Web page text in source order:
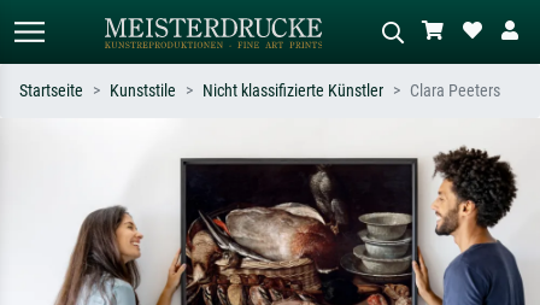
oder Stilen – z.B. Monet,
Sternennacht, Impressionismus, Welle
Hokusai, Akt.
Beschreiben Sie die Szene – z.B. Grüne
Wiese, Abstrakt mit viel Rot, Dunkles
Ölgemälde, Stehender Akt neben einem
Baum.
Startseite Kunststile Nicht klassifizierte Künstler Clara Peeters